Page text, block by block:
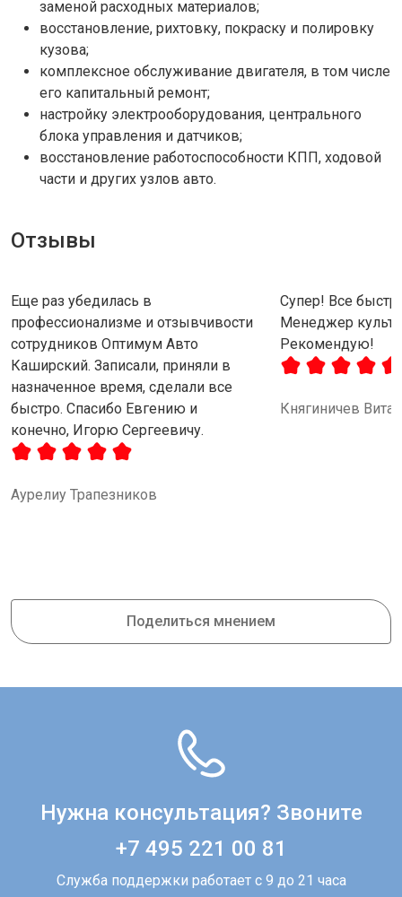
Отзывы
Еще раз убедилась в
профессионализме и отзывчивости
сотрудников Оптимум Авто
Каширский. Записали, приняли в
назначенное время, сделали все
быстро. Спасибо Евгению и
конечно, Игорю Сергеевичу.
Аурелиу Трапезников
Супер! Все
Менеджер
Рекомендую!
Княгиничев
Поделиться мнением
заменой расходных материалов;
восстановление, рихтовку, покраску и полировку
кузова;
комплексное обслуживание двигателя, в том числе
его капитальный ремонт;
настройку электрооборудования, центрального
блока управления и датчиков;
восстановление работоспособности КПП, ходовой
части и других узлов авто.
Нужна консультация? Звоните
+7 495 221 00 81
Служба поддержки работает с 9 до 21 часа